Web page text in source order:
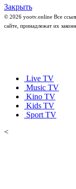
Закрыть
© 2026 yootv.online Все
сайте, принадлежат их
Live TV
Music TV
Kino TV
Kids TV
Sport TV
<